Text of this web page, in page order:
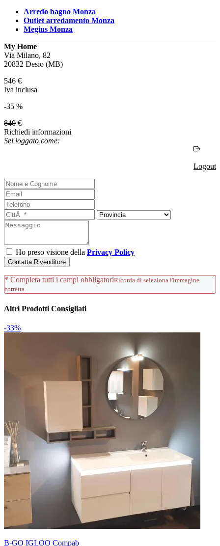
Arredo bagno Monza
Outlet arredamento Monza
Megius Monza
My Home
Via Milano, 82
20832 Desio (MB)
546 €
Iva inclusa
-35 %
840 €
Richiedi informazioni
Sei loggato come:
Logout
Ho preso visione della Privacy Policy
Contatta Rivenditore
* Completa tutti i campi obbligatoriRicorda di seleziona l'immagine
corretta
Altri Prodotti Consigliati
-33%
B-GO IGLOO Compab